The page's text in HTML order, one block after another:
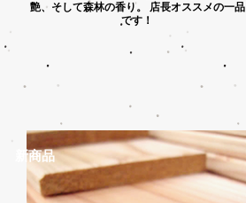
艶、そして森林の香り。 店長オススメの一品
です！
新商品